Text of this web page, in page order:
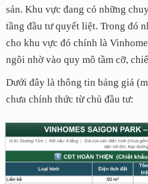
sản. Khu vực đang có những
tầng đầu tư quyết liệt. Trong đó
cho khu vực đó chính là
ngôi nhờ vào quy mô tầm cỡ,
Dưới đây là thông tin bảng giá
chưa chính thức từ chủ đầu tư: